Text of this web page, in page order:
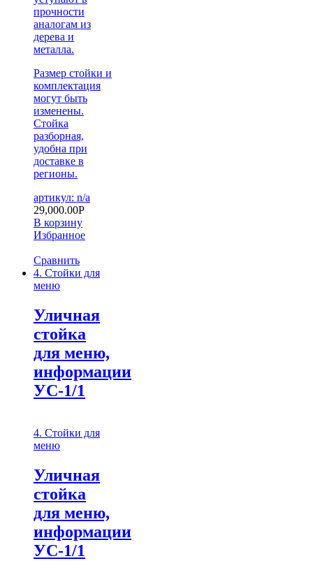
прочности
аналогам из
дерева и
металла.
Размер стойки и
комплектация
могут быть
изменены.
Стойка
разборная,
удобна при
доставке в
регионы.
артикул: n/a
29,000.00Р
В корзину
Избранное
Сравнить
4. Стойки для
меню
Уличная
стойка
для меню,
информации
УС-1/1
4. Стойки для
меню
Уличная
стойка
для меню,
информации
УС-1/1